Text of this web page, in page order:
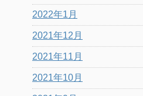
2022年1月
2021年12月
2021年11月
2021年10月